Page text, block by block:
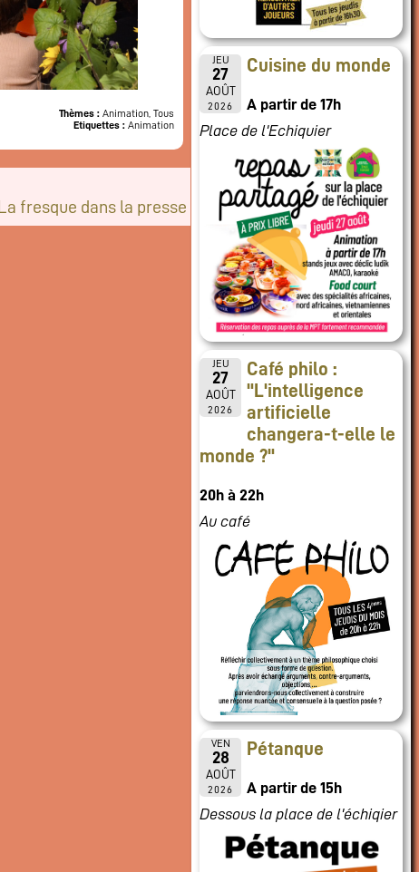
Thèmes : Animation, Tous
Etiquettes : Animation
fresque dans la presse
JEU
27
AOÛT
2026
Cuisine du monde
A partir de 17h
Place de l'Echiquier
JEU
27
AOÛT
2026
Café philo :
"L'intelligence
artificielle
changera-t-elle le
monde ?"
20h à 22h
Au café
VEN
28
AOÛT
2026
Pétanque
A partir de 15h
Dessous la place de l'échiqier